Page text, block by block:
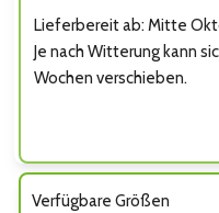
Lieferbereit ab: Mitte
Je nach Witterung kann
Wochen verschieben.
Verfügbare Größen